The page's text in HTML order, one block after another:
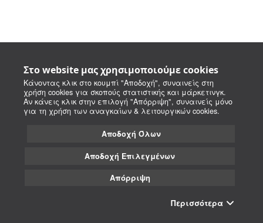
Στο website μας χρησιμοποιούμε cookies
Κάνοντας κλικ στο κουμπί "Αποδοχή", συναινείς στη
χρήση cookies για σκοπούς στατιστικής και μάρκετινγκ.
Αν κάνεις κλικ στην επιλογή "Απόρριψη", συναινείς μόνο
για τη χρήση των αναγκαίων & λειτουργικών cookies.
Αποδοχή Όλων
Αποδοχή Επιλεγμένων
Απόρριψη
Περισσότερα